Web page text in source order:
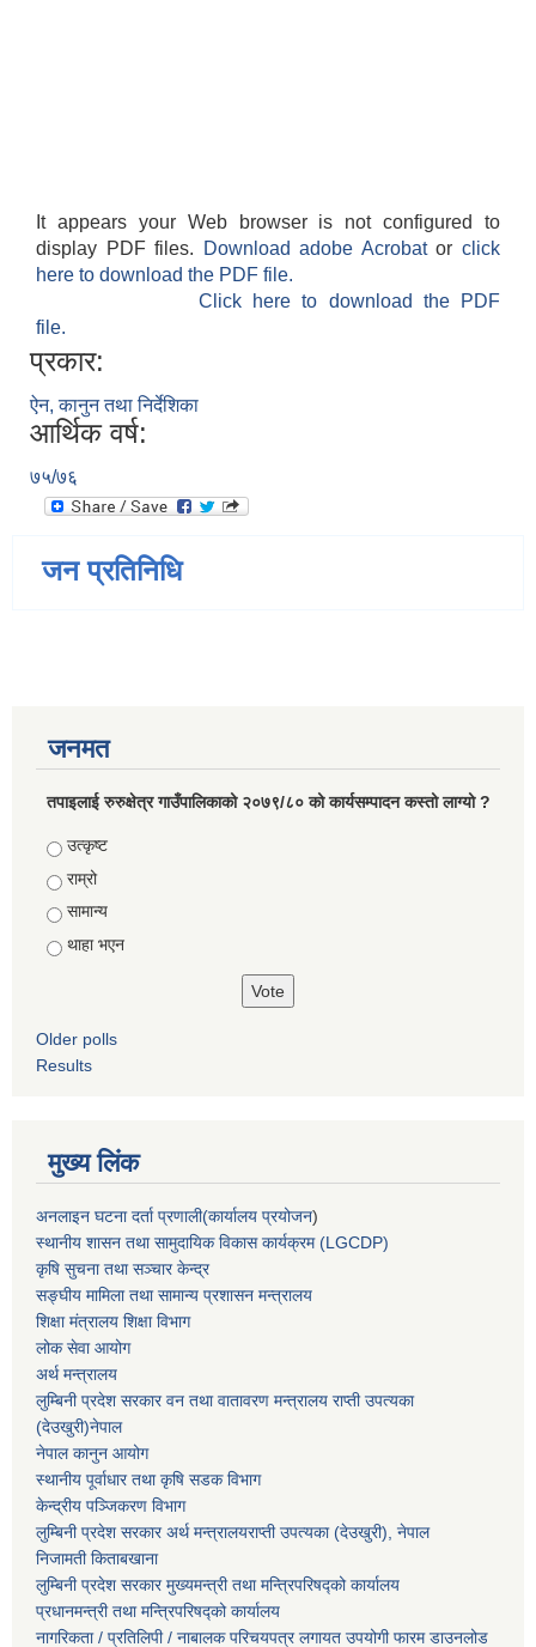
It appears your Web browser is not configured to
display PDF files.
Download adobe Acrobatorclick
here to download the PDF file.
Click here to download the PDF
file.
प्रकार:
ऐन, कानुन तथा निर्देशिका
आर्थिक वर्ष:
७५/७६
जन प्रतिनिधि
जनमत
तपाइलाई रुरुक्षेत्र गाउँपालिकाको २०७९/८० को कार्यसम्पादन कस्तो लाग्यो ?
Choices
उत्कृष्ट
राम्रो
सामान्य
थाहा भएन
Older polls
Results
मुख्य लिंक
अनलाइन घटना दर्ता प्रणाली(कार्यालय प्रयोजन)
स्थानीय शासन तथा सामुदायिक विकास कार्यक्रम (LGCDP)
कृषि सुचना तथा सञ्चार केन्द्र
सङ्घीय मामिला तथा सामान्य प्रशासन मन्त्रालय
शिक्षा मंत्रालय शिक्षा विभाग
लोक सेवा आयोग
अर्थ मन्त्रालय
लुम्बिनी प्रदेश सरकार वन तथा वातावरण मन्त्रालय राप्ती उपत्यका
(देउखुरी)नेपाल
नेपाल कानुन आयोग
स्थानीय पूर्वाधार तथा कृषि सडक विभाग
केन्द्रीय पञ्जिकरण विभाग
लुम्बिनी प्रदेश सरकार अर्थ मन्त्रालयराप्ती उपत्यका (देउखुरी), नेपाल
निजामती किताबखाना
लुम्बिनी प्रदेश सरकार मुख्यमन्त्री तथा मन्त्रिपरिषद्को कार्यालय
प्रधानमन्त्री तथा मन्त्रिपरिषद्को कार्यालय
नागरिकता / प्रतिलिपी / नाबालक परिचयपत्र लगायत उपयोगी फारम डाउनलोड